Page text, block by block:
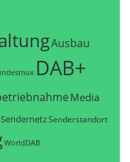
Ausbau
DAB+
Media
SendernetzSenderstandort
WorldDAB